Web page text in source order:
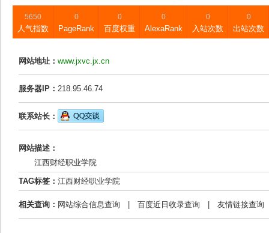
5650
人气指数
0
PageRank
0
百度权重
0
AlexaRank
0
入站次数
0
出站次数
网站地址： www.jxvc.jx.cn
服务器IP： 218.95.46.74
联系站长：
网站描述：
江西财经职业学院
TAG标签： 江西财经职业学院
相关查询： 网站综合信息查询 百度近日收录查询 友情链接查询